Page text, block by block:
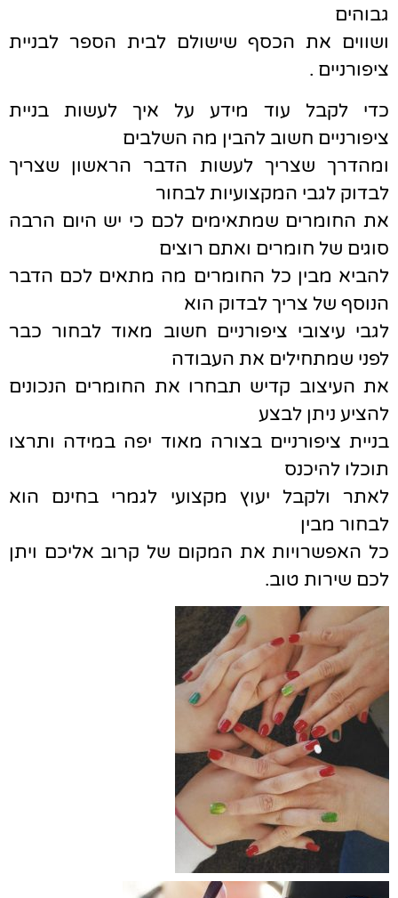
גבוהים
ושווים את הכסף שישולם לבית הספר לבניית
ציפורניים .
כדי לקבל עוד מידע על איך לעשות בניית
ציפורניים חשוב להבין מה השלבים
ומהדרך שצריך לעשות הדבר הראשון שצריך
לבדוק לגבי המקצועיות לבחור
את החומרים שמתאימים לכם כי יש היום הרבה
סוגים של חומרים ואתם רוצים
להביא מבין כל החומרים מה מתאים לכם הדבר
הנוסף של צריך לבדוק הוא
לגבי עיצובי ציפורניים חשוב מאוד לבחור כבר
לפני שמתחילים את העבודה
את העיצוב קדיש תבחרו את החומרים הנכונים
להציע ניתן לבצע
בניית ציפורניים בצורה מאוד יפה במידה ותרצו
תוכלו להיכנס
לאתר ולקבל יעוץ מקצועי לגמרי בחינם הוא
לבחור מבין
כל האפשרויות את המקום של קרוב אליכם ויתן
לכם שירות טוב.